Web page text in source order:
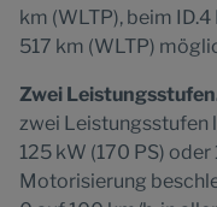
km (WLTP), beim
517 km (WLTP)
Zwei
zwei Leistungsstufen
125 kW (170 PS)
Motorisierung